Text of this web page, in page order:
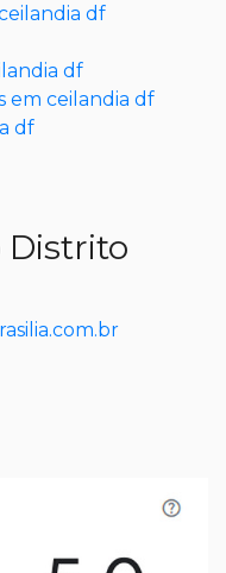
df
df
em ceilandia df
df
Distrito